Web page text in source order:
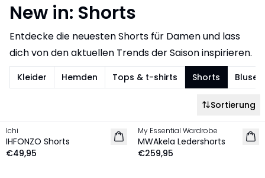
New in: Shorts
Entdecke die neuesten Shorts für Damen und lass
dich von den aktuellen Trends der Saison inspirieren.
Kleider Hemden Tops & t-shirts Shorts Blusen
Sortierung
NEU
Ichi
IHFONZO Shorts
€49,95
NEU
My Essential Wardrobe
MWAkela Ledershorts
€259,95